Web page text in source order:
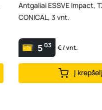
Antgaliai ESSVE Impact,
CONICAL, 3 vnt.
503 € / vnt.
Į krepšelį